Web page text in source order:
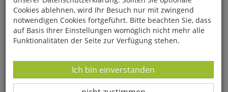
Kaiser-Natron® - Das Original
Cookies ablehnen, wird Ihr Besuch nur mit zwingend
notwendigen Cookies fortgeführt. Bitte beachten Sie, dass
auf Basis Ihrer Einstellungen womöglich nicht mehr alle
Funktionalitäten der Seite zur Verfügung stehen.
Datenverarbeitung -
Ich bin einverstanden